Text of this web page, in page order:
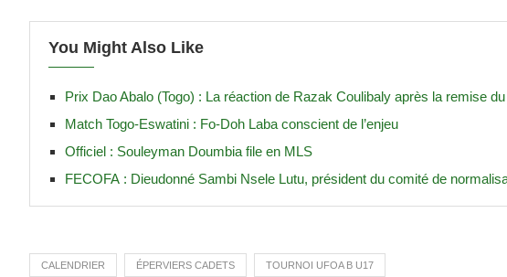
You Might Also Like
Prix Dao Abalo (Togo) : La réaction de Razak Coulibaly après la remise
Match Togo-Eswatini : Fo-Doh Laba conscient de l’enjeu
Officiel : Souleyman Doumbia file en MLS
FECOFA : Dieudonné Sambi Nsele Lutu, président du comité de
CALENDRIER ÉPERVIERS CADETS TOURNOI UFOA B U17